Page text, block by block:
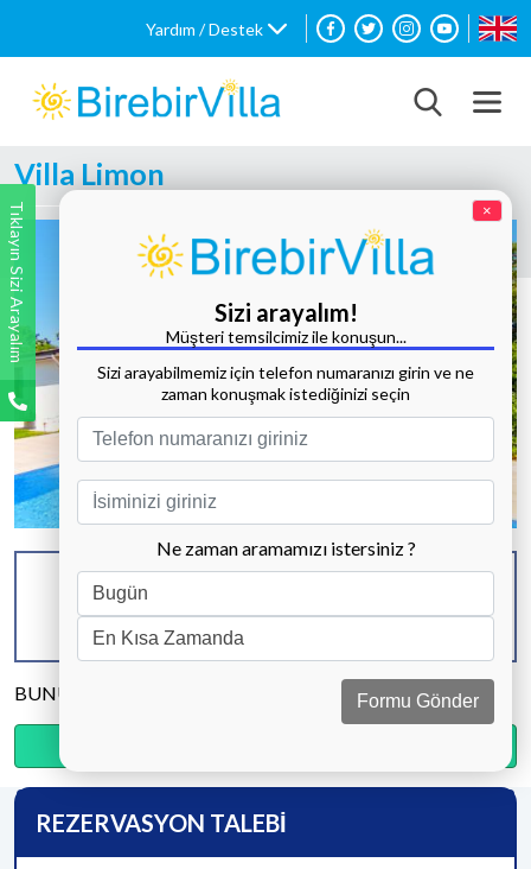
Yardım / Destek
Villa Limon
Tüm Fotoğrafları Göster
KAPASİTE
4 KİŞİ
BANYO & WC
2 ADET
YATAK ODASI
BUNU PAYLAŞ
REZERVASYON TALEBİ
Tıklayın Sizi Arayalım ×
Sizi arayalım!
Müşteri temsilcimiz ile konuşun...
Sizi arayabilmemiz için telefon numaranızı girin ve ne
zaman konuşmak istediğinizi seçin
Ne zaman aramamızı istersiniz ?
Formu Gönder